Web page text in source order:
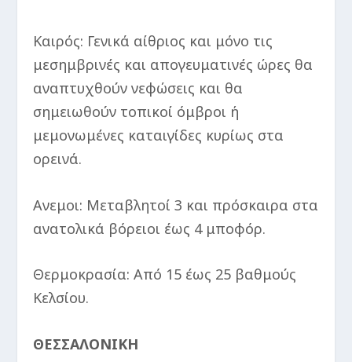
Καιρός: Γενικά αίθριος και μόνο τις
μεσημβρινές και απογευματινές ώρες θα
αναπτυχθούν νεφώσεις και θα
σημειωθούν τοπικοί όμβροι ή
μεμονωμένες καταιγίδες κυρίως στα
ορεινά.
Ανεμοι: Μεταβλητοί 3 και πρόσκαιρα στα
ανατολικά βόρειοι έως 4 μποφόρ.
Θερμοκρασία: Από 15 έως 25 βαθμούς
Κελσίου.
ΘΕΣΣΑΛΟΝΙΚΗ